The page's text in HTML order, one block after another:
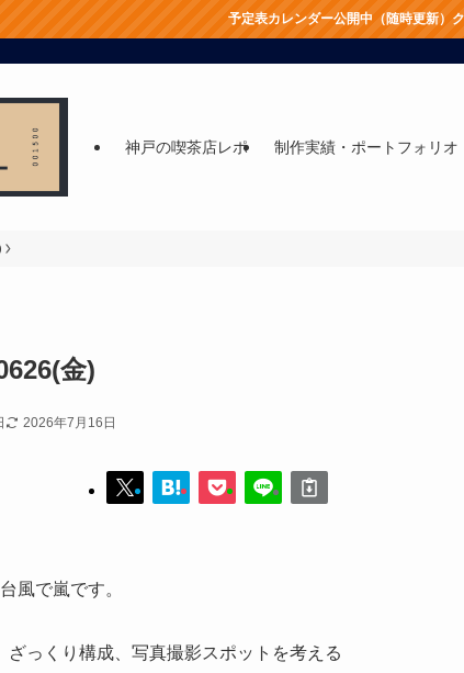
予定表カレンダー公開中（随時更新）
神戸の喫茶店レポ 制作実績・ポートフォリオ
金)
2026年7月16日
風で嵐です。
ざっくり構成、写真撮影スポットを考える